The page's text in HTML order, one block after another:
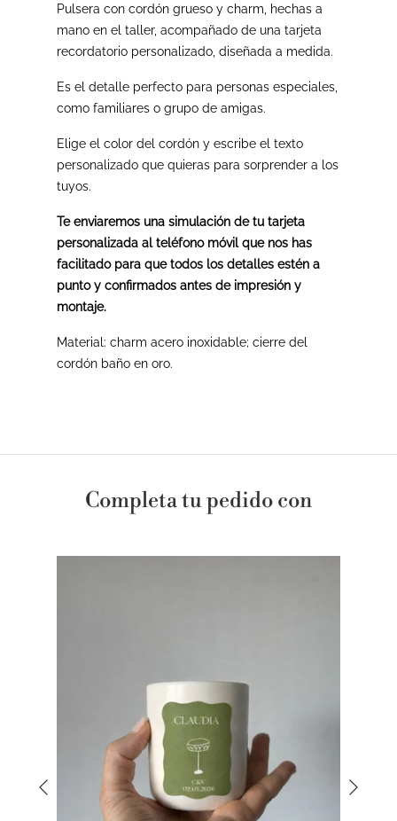
Pulsera con cordón grueso y charm, hechas a
mano en el taller, acompañado de una tarjeta
recordatorio personalizado, diseñada a medida.
Es el detalle perfecto para personas especiales,
como familiares o grupo de amigas.
Elige el color del cordón y escribe el texto
personalizado que quieras para sorprender a los
tuyos.
Te enviaremos una simulación de tu tarjeta
personalizada al teléfono móvil que nos has
facilitado para que todos los detalles estén a
punto y confirmados antes de impresión y
montaje.
Material: charm acero inoxidable; cierre del
cordón baño en oro.
Completa tu pedido con